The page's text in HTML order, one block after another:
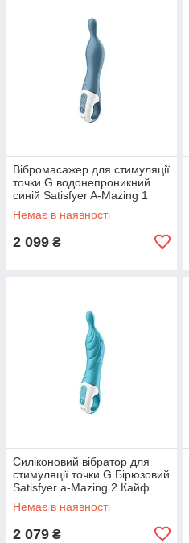
Вібромасажер для стимуляції
точки G водонепроникний
синій Satisfyer A-Mazing 1
Кайф
Немає в наявності
2 099 ₴
Силіконовий вібратор для
стимуляції точки G Бірюзовий
Satisfyer a-Mazing 2 Кайф
Немає в наявності
2 079 ₴